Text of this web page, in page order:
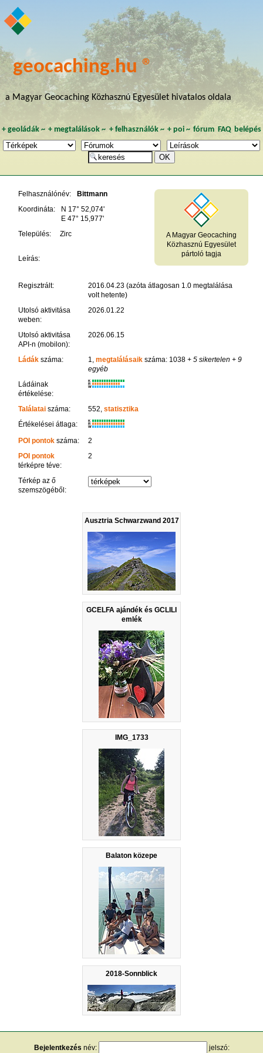
geocaching.hu ®
a Magyar Geocaching Közhasznú Egyesület hivatalos oldala
+ geoládák~ +megtalálások ~ + felhasználók~ + poi~ fórum FAQ belépés
Ausztria Schwarzwand 2017
GCELFA ajándék és GCLILI
emlék
IMG_1733
Balaton közepe
2018-Sonnblick
A Magyar Geocaching
Közhasznú Egyesület
pártoló tagja
Felhasználónév:
Bittmann
Koordináta:
N 17° 52,074'
E 47° 15,977'
Település:
Zirc
Leírás:
Regisztrált:
2016.04.23 (azóta átlagosan 1.0 megtalálása
volt hetente)
Utolsó aktivitása
weben:
2026.01.22
Utolsó aktivitása
API-n (mobilon):
2026.06.15
Ládákszáma: 1, megtalálásaikszáma: 1038+ 5 sikertelen + 9
egyéb
Ládáinak
értékelése:
K
R
W
Találataiszáma: 552, statisztika
Értékelései átlaga:
K
R
W
POI pontokszáma:
2
POI pontok
térképre téve:
2
Térkép az ő
szemszögéből:
Bejelentkezés név: jelszó: